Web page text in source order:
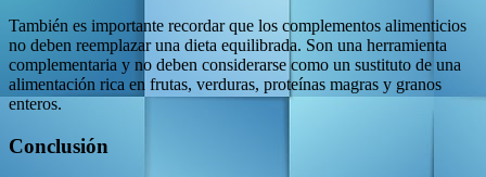
También es importante recordar que los complementos alimenticios
no deben reemplazar una dieta equilibrada. Son una herramienta
complementaria y no deben considerarse como un sustituto de una
alimentación rica en frutas, verduras, proteínas magras y granos
enteros.
Conclusión